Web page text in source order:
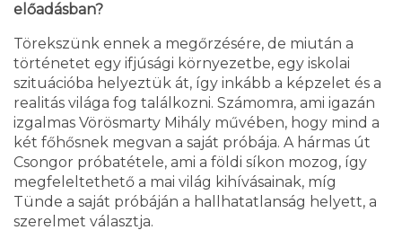
előadásban?
Törekszünk ennek a megőrzésére, de miután a
történetet egy ifjúsági környezetbe, egy iskolai
szituációba helyeztük át, így inkább a képzelet és a
realitás világa fog találkozni. Számomra, ami igazán
izgalmas Vörösmarty Mihály művében, hogy mind a
két főhősnek megvan a saját próbája. A hármas út
Csongor próbatétele, ami a földi síkon mozog, így
megfeleltethető a mai világ kihívásainak, míg
Tünde a saját próbáján a hallhatatlanság helyett, a
szerelmet választja.